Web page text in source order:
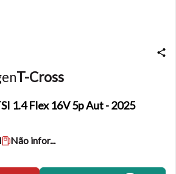
T-Cross
1.4 Flex 16V 5p Aut - 2025
Não infor...